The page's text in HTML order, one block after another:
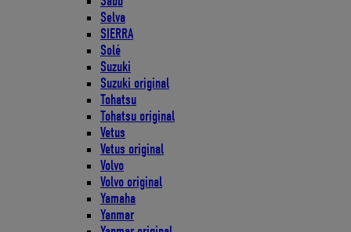
Selva
SIERRA
Solé
Suzuki
Suzuki original
Tohatsu
Tohatsu original
Vetus
Vetus original
Volvo
Volvo original
Yamaha
Yanmar